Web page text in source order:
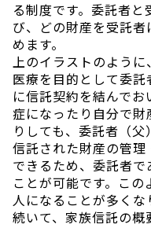
る制度です。委託者
び、どの財産を受託
めます。
上のイラストのように
医療を目的として委
に信託契約を結んで
症になったり自分で
りしても、委託者（父
信託された財産の管
できるため、委託者
ことが可能です。こ
人になることが多くな
続いて、家族信託の概